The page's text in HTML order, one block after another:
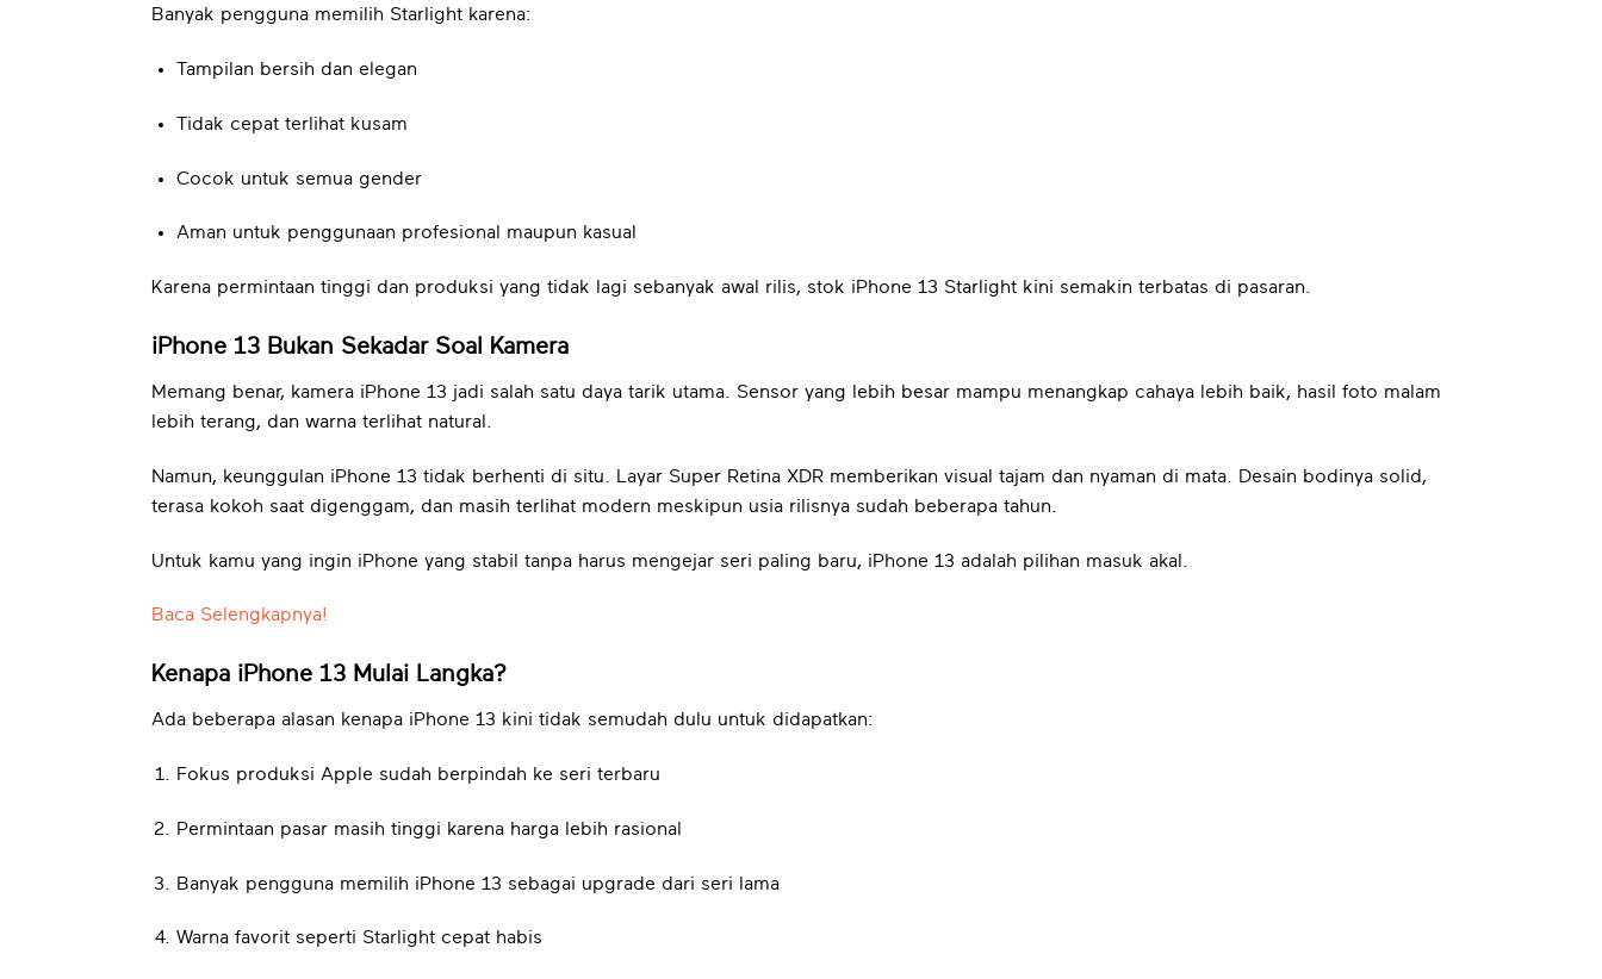
Banyak pengguna memilih Starlight karena:
Tampilan bersih dan elegan
Tidak cepat terlihat kusam
Cocok untuk semua gender
Aman untuk penggunaan profesional maupun kasual
Karena permintaan tinggi dan produksi yang tidak lagi sebanyak awal rilis, stok iPhone 13 Starlight kini semakin terbatas di pasaran.
iPhone 13 Bukan Sekadar Soal Kamera
Memang benar, kamera iPhone 13 jadi salah satu daya tarik utama. Sensor yang lebih besar mampu menangkap cahaya lebih baik, hasil foto malam
lebih terang, dan warna terlihat natural.
Namun, keunggulan iPhone 13 tidak berhenti di situ. Layar Super Retina XDR memberikan visual tajam dan nyaman di mata. Desain bodinya solid,
terasa kokoh saat digenggam, dan masih terlihat modern meskipun usia rilisnya sudah beberapa tahun.
Untuk kamu yang ingin iPhone yang stabil tanpa harus mengejar seri paling baru, iPhone 13 adalah pilihan masuk akal.
Baca Selengkapnya!
Kenapa iPhone 13 Mulai Langka?
Ada beberapa alasan kenapa iPhone 13 kini tidak semudah dulu untuk didapatkan:
Fokus produksi Apple sudah berpindah ke seri terbaru
Permintaan pasar masih tinggi karena harga lebih rasional
Banyak pengguna memilih iPhone 13 sebagai upgrade dari seri lama
Warna favorit seperti Starlight cepat habis